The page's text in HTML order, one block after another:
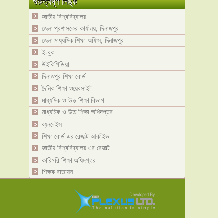
জাতীয় বিশ্ববিদ্যালয়
জেলা প্রশাসকের কার্যালয়, দিনাজপুর
জেলা মাধ্যমিক শিক্ষা অফিস, দিনাজপুর
ই-বুক
উইকিপিডিয়া
দিনাজপুর শিক্ষা বোর্ড
দৈনিক শিক্ষা ওয়েবসাইট
মাধ্যমিক ও উচ্চ শিক্ষা বিভাগ
মাধ্যমিক ও উচ্চ শিক্ষা অধিদপ্তর
ব্যনবেইস
শিক্ষা বোর্ড এর রেজাল্ট আর্কাইভ
জাতীয় বিশ্ববিদ্যালয় এর রেজাল্ট
কারিগরি শিক্ষা অধিদপ্তর
শিক্ষক বাতায়ন